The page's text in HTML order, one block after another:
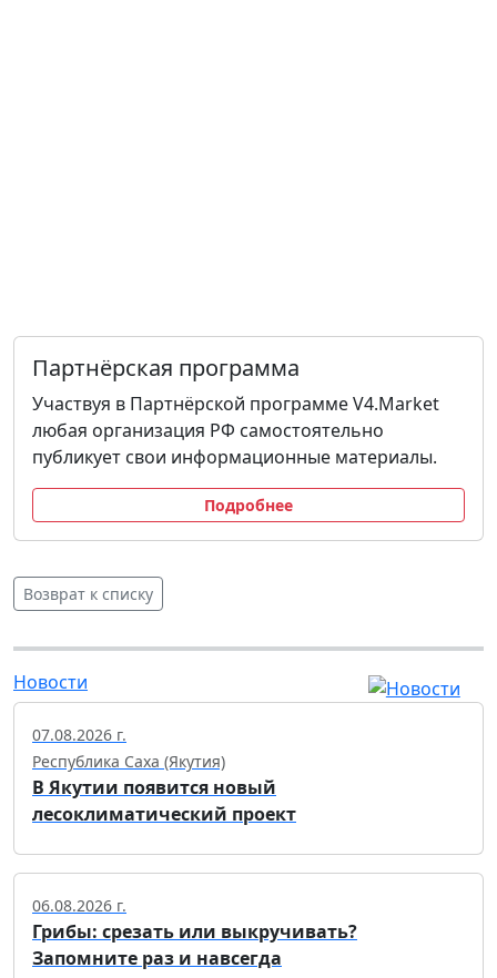
Партнёрская программа
Участвуя в Партнёрской программе V4.Market
любая организация РФ самостоятельно
публикует свои информационные материалы.
Подробнее
Возврат к списку
Новости
07.08.2026 г.
Республика Саха (Якутия)
В Якутии появится новый
лесоклиматический проект
06.08.2026 г.
Грибы: срезать или выкручивать?
Запомните раз и навсегда